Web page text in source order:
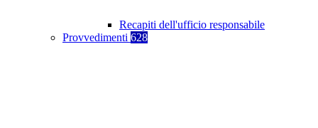
Recapiti dell'ufficio responsabile
Provvedimenti 628